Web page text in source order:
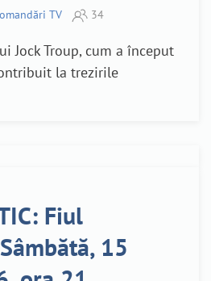
TV 34
Jock Troup, cum a început
la trezirile
Fiul
15